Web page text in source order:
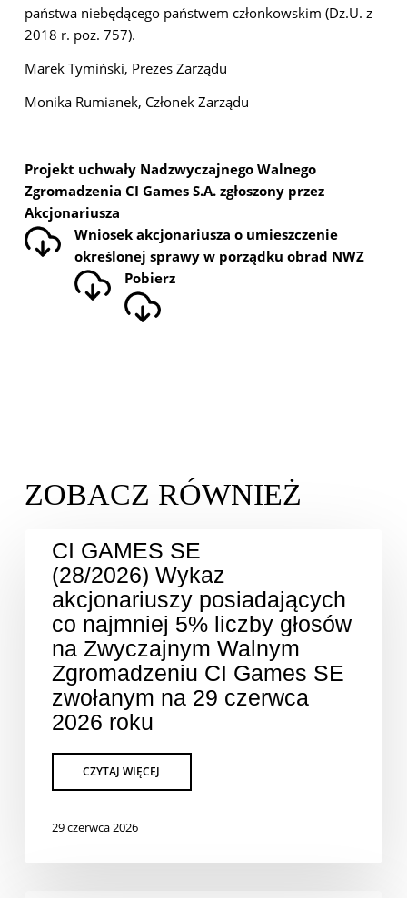
państwa niebędącego państwem członkowskim (Dz.U. z
2018 r. poz. 757).
Marek Tymiński, Prezes Zarządu
Monika Rumianek, Członek Zarządu
Projekt uchwały Nadzwyczajnego Walnego
Zgromadzenia CI Games S.A. zgłoszony przez
Akcjonariusza
Wniosek akcjonariusza o umieszczenie
określonej sprawy w porządku obrad NWZ
Pobierz
CI GAMES SE
(28/2026) Wykaz
akcjonariuszy posiadających
co najmniej 5% liczby głosów
na Zwyczajnym Walnym
Zgromadzeniu CI Games SE
zwołanym na 29 czerwca
2026 roku
29 czerwca 2026